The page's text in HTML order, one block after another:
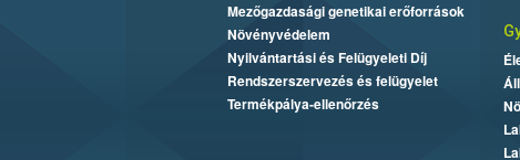
Mezőgazdasági genetikai erőforrások
Növényvédelem
Nyilvántartási és Felügyeleti Díj
Rendszerszervezés és felügyelet
Termékpálya-ellenőrzés